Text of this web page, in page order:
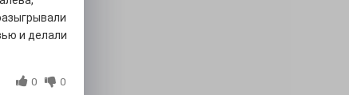
и делали
0 0